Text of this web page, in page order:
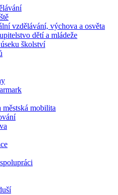
vzdělávání, výchova a osvěta
dětí a mládeže
školství
mobilita